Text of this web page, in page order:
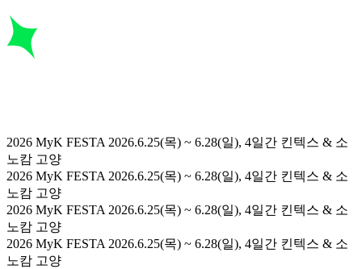
2026 MyK FESTA 2026.6.25(목) ~ 6.28(일), 4일간 킨텍스 & 소
노캄 고양
2026 MyK FESTA 2026.6.25(목) ~ 6.28(일), 4일간 킨텍스 & 소
노캄 고양
2026 MyK FESTA 2026.6.25(목) ~ 6.28(일), 4일간 킨텍스 & 소
노캄 고양
2026 MyK FESTA 2026.6.25(목) ~ 6.28(일), 4일간 킨텍스 & 소
노캄 고양